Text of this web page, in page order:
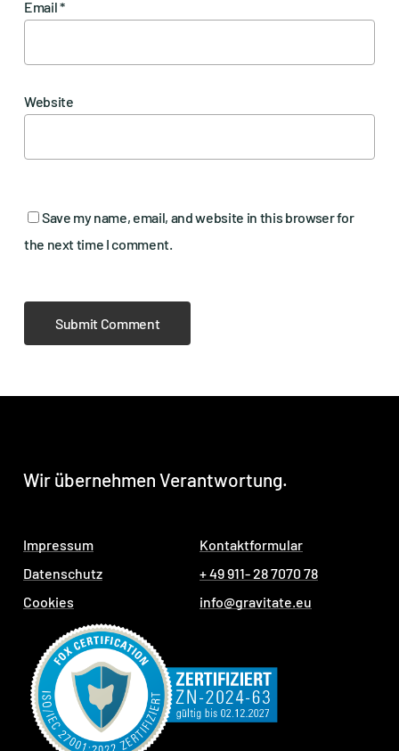
Email*
Website
Save my name, email, and website in this browser for
the next time I comment.
Wir übernehmen Verantwortung.
Impressum
Datenschutz
Cookies
Kontaktformular
+ 49 911- 28 7070 78
info@gravitate.eu